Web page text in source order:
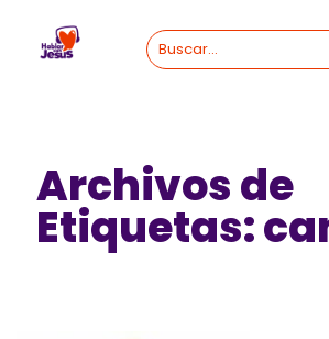
content
Archivos de
Etiquetas: